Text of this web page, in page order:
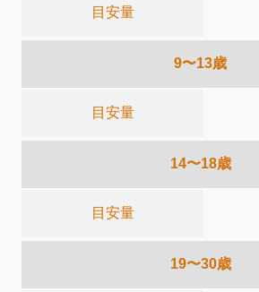
目安量
9〜13歳
目安量
14〜18歳
目安量
19〜30歳